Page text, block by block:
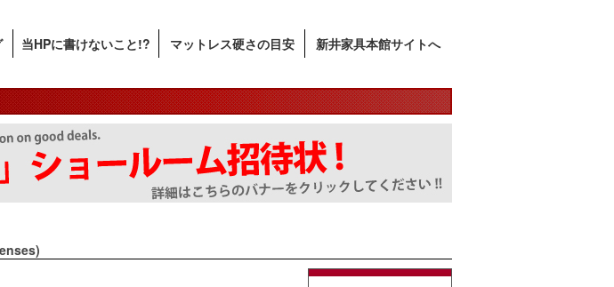
当HPに書けないこと!? マットレス硬さの目安
新井家具本館サイトへ